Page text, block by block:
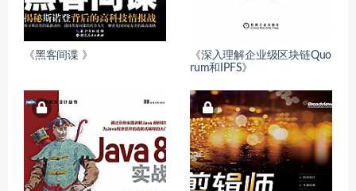
《黑客间谍 》
《深入理解企业级区块链Quo
rum和IPFS》